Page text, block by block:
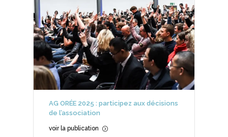
AG ORÉE 2025 : participez aux décisions
de l’association
voir la publication =